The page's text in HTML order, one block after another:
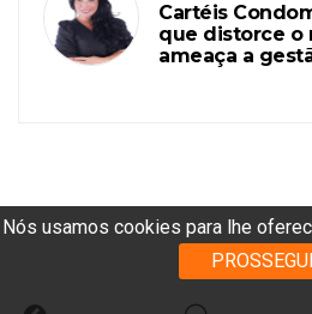
Nós usamos cookies para lhe
Cartéis
que distorce o
ameaça a